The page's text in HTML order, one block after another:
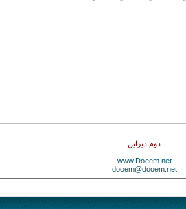
دوم ديزاين
www.Doeem.net
dooem@dooem.net